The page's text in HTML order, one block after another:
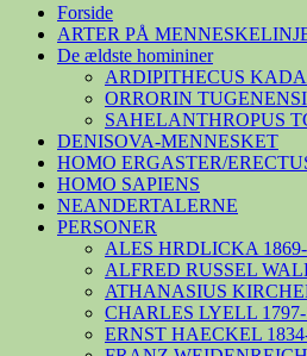
Forside
ARTER PÅ
De ældste homininer
ARDIPITHECUS
ORRORIN
SAHELANTHROPUS
DENISOVA-MENNESKET
HOMO ERGASTER/
HOMO SAPIENS
NEANDERTALERNE
PERSONER
ALES HRDLICKA
ALFRED RUSSEL
ATHANASIUS
CHARLES LYELL
ERNST HAECKEL